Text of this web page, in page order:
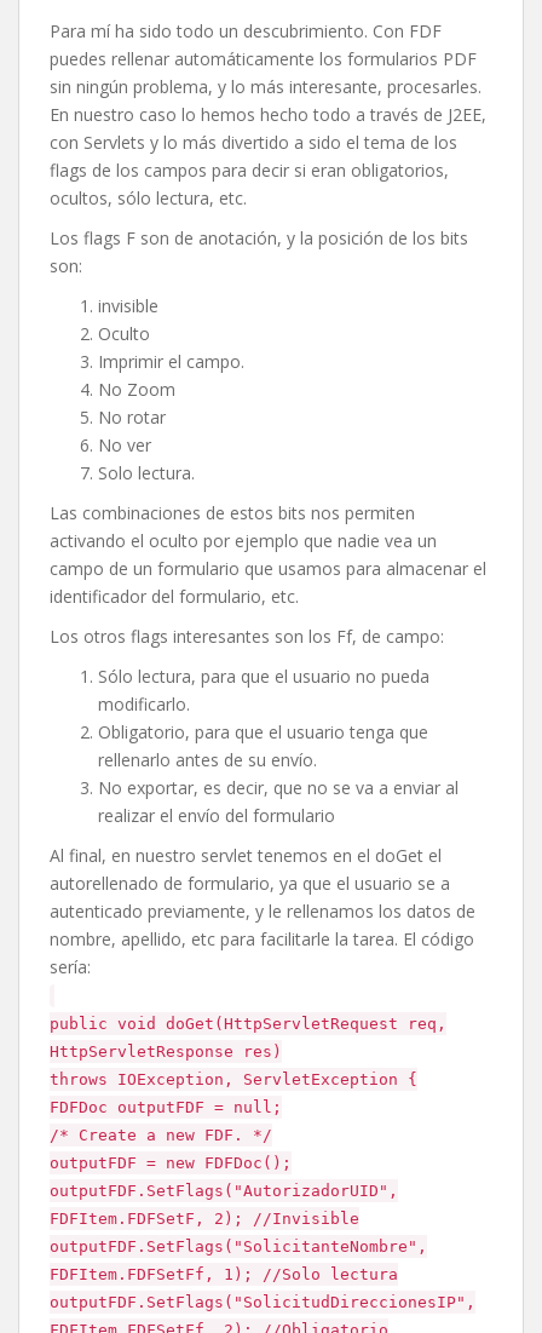
Para mí ha sido todo un descubrimiento. Con FDF
puedes rellenar automáticamente los formularios PDF
sin ningún problema, y lo más interesante, procesarles.
En nuestro caso lo hemos hecho todo a través de J2EE,
con Servlets y lo más divertido a sido el tema de los
flags de los campos para decir si eran obligatorios,
ocultos, sólo lectura, etc.
Los flags F son de anotación, y la posición de los bits
son:
invisible
Oculto
Imprimir el campo.
No Zoom
No rotar
No ver
Solo lectura.
Las combinaciones de estos bits nos permiten
activando el oculto por ejemplo que nadie vea un
campo de un formulario que usamos para almacenar el
identificador del formulario, etc.
Los otros flags interesantes son los Ff, de campo:
Sólo lectura, para que el usuario no pueda
modificarlo.
Obligatorio, para que el usuario tenga que
rellenarlo antes de su envío.
No exportar, es decir, que no se va a enviar al
realizar el envío del formulario
Al final, en nuestro servlet tenemos en el doGet el
autorellenado de formulario, ya que el usuario se a
autenticado previamente, y le rellenamos los datos de
nombre, apellido, etc para facilitarle la tarea. El código
sería:
public void doGet(HttpServletRequest req,
HttpServletResponse res)
throws IOException, ServletException {
FDFDoc outputFDF = null;
/* Create a new FDF. */
outputFDF = new FDFDoc();
outputFDF.SetFlags("AutorizadorUID",
FDFItem.FDFSetF, 2); //Invisible
outputFDF.SetFlags("SolicitanteNombre",
FDFItem.FDFSetFf, 1); //Solo lectura
outputFDF.SetFlags("SolicitudDireccionesIP",